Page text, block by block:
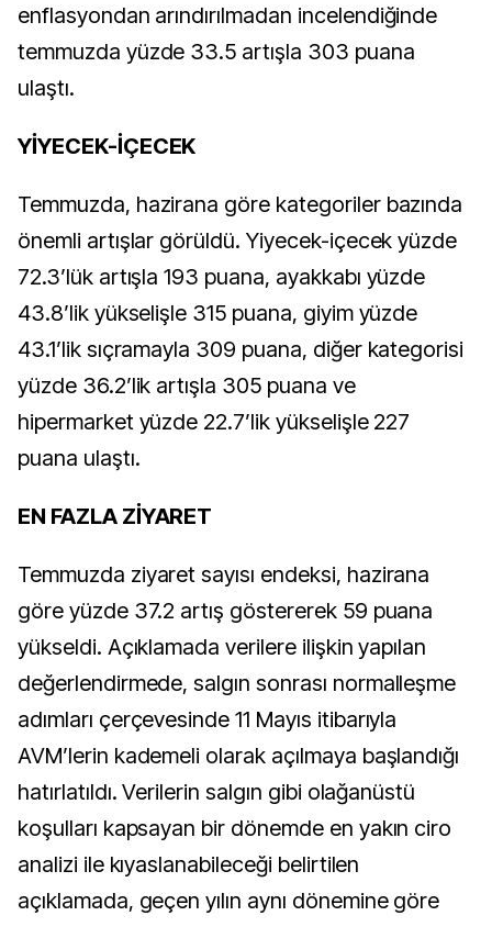
enflasyondan arındırılmadan incelendiğinde
temmuzda yüzde 33.5 artışla 303 puana
ulaştı.
YİYECEK-İÇECEK
Temmuzda, hazirana göre kategoriler bazında
önemli artışlar görüldü. Yiyecek-içecek yüzde
72.3’lük artışla 193 puana, ayakkabı yüzde
43.8’lik yükselişle 315 puana, giyim yüzde
43.1’lik sıçramayla 309 puana, diğer kategorisi
yüzde 36.2’lik artışla 305 puana ve
hipermarket yüzde 22.7’lik yükselişle 227
puana ulaştı.
EN FAZLA ZİYARET
Temmuzda ziyaret sayısı endeksi, hazirana
göre yüzde 37.2 artış göstererek 59 puana
yükseldi. Açıklamada verilere ilişkin yapılan
değerlendirmede, salgın sonrası normalleşme
adımları çerçevesinde 11 Mayıs itibarıyla
AVM’lerin kademeli olarak açılmaya başlandığı
hatırlatıldı. Verilerin salgın gibi olağanüstü
koşulları kapsayan bir dönemde en yakın ciro
analizi ile kıyaslanabileceği belirtilen
açıklamada, geçen yılın aynı dönemine göre